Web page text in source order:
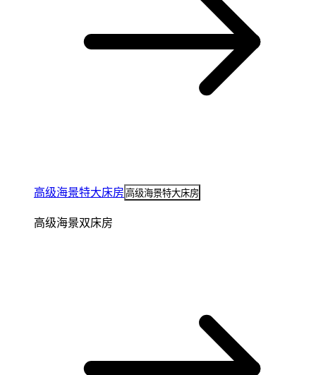
高级海景特大床房 高级海景特大床房
高级海景双床房